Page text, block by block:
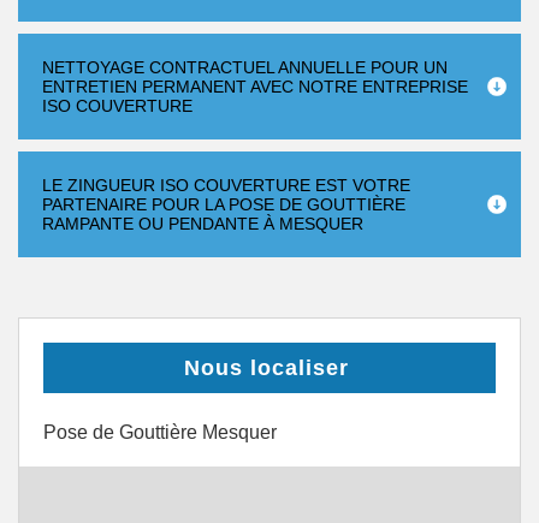
NETTOYAGE CONTRACTUEL ANNUELLE POUR UN
ENTRETIEN PERMANENT AVEC NOTRE ENTREPRISE
ISO COUVERTURE
LE ZINGUEUR ISO COUVERTURE EST VOTRE
PARTENAIRE POUR LA POSE DE GOUTTIÈRE
RAMPANTE OU PENDANTE À MESQUER
Nous localiser
Pose de Gouttière Mesquer